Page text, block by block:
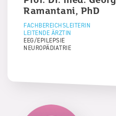
Ramantani, PhD
FACHBEREICHSLEITERIN
LEITENDE ÄRZTIN
EEG/EPILEPSIE
NEUROPÄDIATRIE